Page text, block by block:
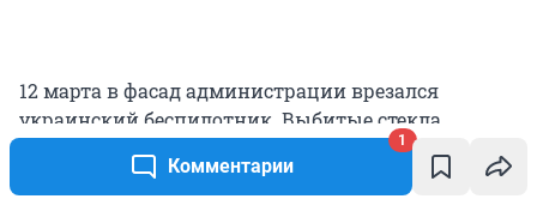
Комментарии
1
12 марта в фасад администрации врезался
украинский беспилотник. Выбитые стекла
вставили сразу, а вот буквы над крыльцом не
восстановили до сих пор. Встретиться